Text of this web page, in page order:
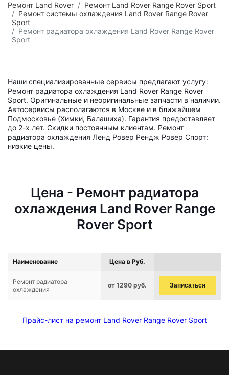
Ремонт Land Rover
Ремонт Land Rover Range Rover Sport
Ремонт системы охлаждения Land Rover Range Rover
Sport
Ремонт радиатора охлаждения Land Rover Range Rover
Sport
Наши специализированные сервисы предлагают услугу:
Ремонт радиатора охлаждения Land Rover Range Rover
Sport. Оригинальные и неоригинальные запчасти в наличии.
Автосервисы располагаются в Москве и в ближайшем
Подмосковье (Химки, Балашиха). Гарантия предоставляет
до 2-х лет. Скидки постоянным клиентам. Ремонт
радиатора охлаждения Ленд Ровер Рендж Ровер Спорт:
низкие цены.
Цена - Ремонт радиатора
охлаждения Land Rover Range
Rover Sport
Наименование Цена в Руб.
Ремонт радиатора
охлаждения
от 1290 руб. Записаться
Прайс-лист на ремонт Land Rover Range Rover Sport